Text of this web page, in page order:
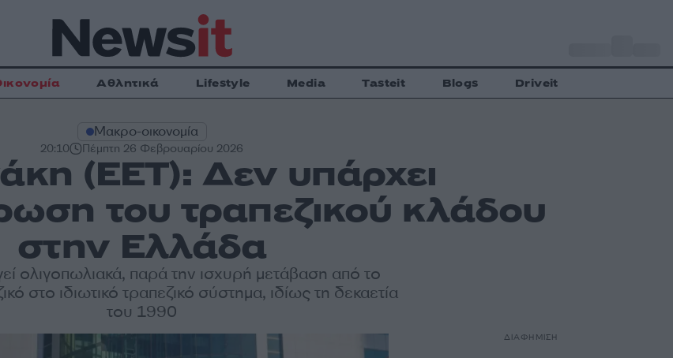
Αθλητικά Lifestyle Media Tasteit Blogs Driveit
Μακρο-οικονομία
20:10 Πέμπτη 26 Φεβρουαρίου 2026
(EET): Δεν υπάρχει
του τραπεζικού κλάδου
στην Ελλάδα
ολιγοπωλιακά, παρά την ισχυρή μετάβαση από το
στο ιδιωτικό τραπεζικό σύστημα, ιδίως τη δεκαετία
του 1990
ΔΙΑΦΗΜΙΣΗ